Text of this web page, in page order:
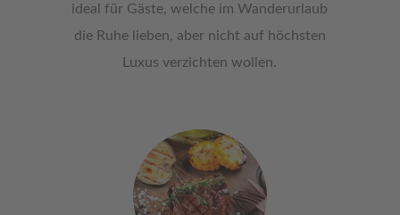
ideal für Gäste, welche im Wanderurlaub
die Ruhe lieben, aber nicht auf höchsten
Luxus verzichten wollen.